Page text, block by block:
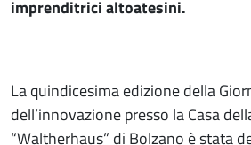
imprenditrici altoatesini.
La quindicesima edizione della
dell’innovazione presso la Casa
“Waltherhaus” di Bolzano è stata